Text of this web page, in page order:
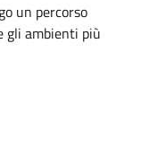
un percorso
gli ambienti più